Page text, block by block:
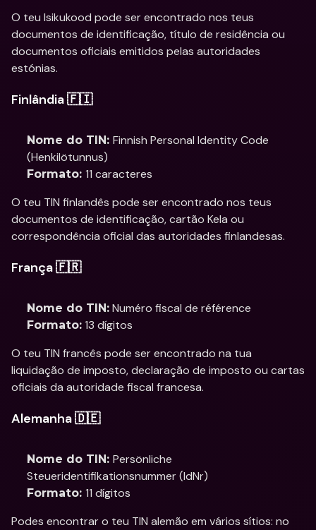
O teu Isikukood pode ser encontrado nos teus
documentos de identificação, título de residência ou
documentos oficiais emitidos pelas autoridades
estónias.
Finlândia 🇫🇮
Nome do TIN: Finnish Personal Identity Code
(Henkilötunnus)
Formato: 11 caracteres
O teu TIN finlandês pode ser encontrado nos teus
documentos de identificação, cartão Kela ou
correspondência oficial das autoridades finlandesas.
França 🇫🇷
Nome do TIN: Numéro fiscal de référence
Formato: 13 dígitos
O teu TIN francês pode ser encontrado na tua
liquidação de imposto, declaração de imposto ou cartas
oficiais da autoridade fiscal francesa.
Alemanha 🇩🇪
Nome do TIN: Persönliche
Steueridentifikationsnummer (IdNr)
Formato: 11 dígitos
Podes encontrar o teu TIN alemão em vários sítios: no